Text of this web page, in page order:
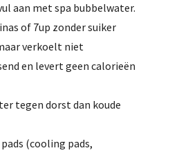
aan met spa bubbelwater.
of 7up zonder suiker
verkoelt niet
en levert geen calorieën
tegen dorst dan koude
(cooling pads,